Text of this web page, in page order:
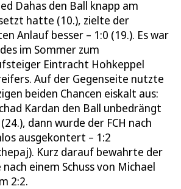
Dahas den Ball knapp am
hatte (10.), zielte der
Anlauf besser – 1:0 (19.). Es war
im Sommer zum
Eintracht Hohkeppel
Auf der Gegenseite nutzte
beiden Chancen eiskalt aus:
Kardan den Ball unbedrängt
dann wurde der FCH nach
ausgekontert – 1:2
Kurz darauf bewahrte der
einem Schuss von Michael
2:2.